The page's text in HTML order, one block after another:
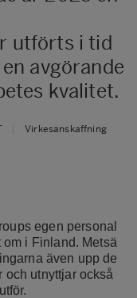
utförts i tid
avgörande
kvalitet.
Virkesanskaffning
egen personal
i Finland. Metsä
även upp de
och utnyttjar också